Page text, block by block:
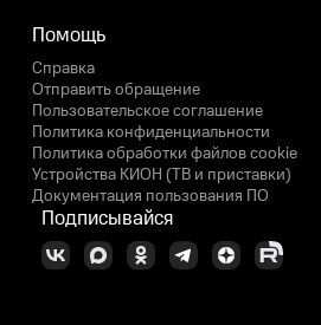
Помощь
Справка
Отправить обращение
Пользовательское соглашение
Политика конфиденциальности
Политика обработки файлов cookie
Устройства КИОН (ТВ и приставки)
Документация пользования ПО
Подписывайся